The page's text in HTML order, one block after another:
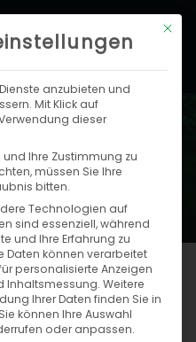
SeiteSeiteSeiteSeite
Mit
anzubieten und
Mit Klick auf
dieser
und Ihre Zustimmung zu
müssen Sie Ihre
bitten.
Technologien auf
sind essenziell, während
und Ihre Erfahrung zu
Daten können verarbeitet
personalisierte Anzeigen
Inhaltsmessung. Weitere
Ihrer Daten finden Sie in
Sie können Ihre Auswahl
oder anpassen.